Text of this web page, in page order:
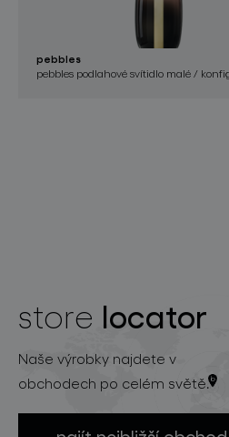
pebbles
pebbles podlahové svítidlo malé /
store locator
Naše výrobky najdete v
obchodech po celém světě.